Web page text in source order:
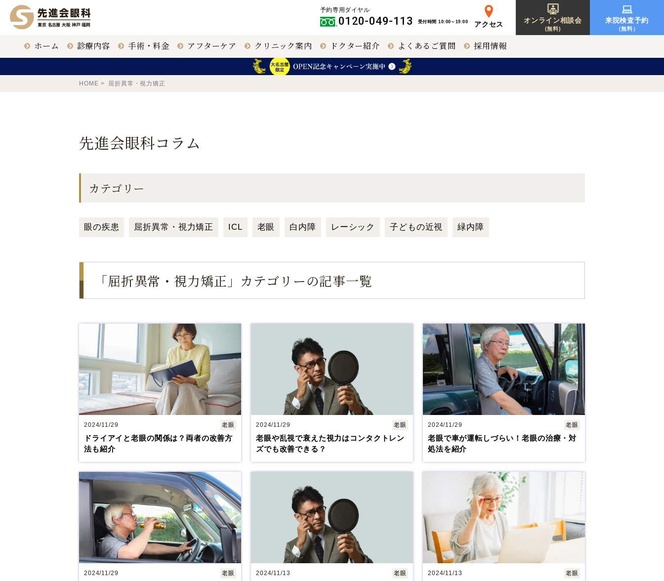
予約専用ダイヤル
0120-049-113 受付時間 10:00～19:00 アクセス オンライン相談会
(無料)
来院検査予約
（無料）
ホーム 診療内容
ICL治療
黄斑変性治療 白目シミ取りレーザ 一般眼科保険診療
手術・料金 アフターケア クリニック案内
クリニック一覧
ドクター紹介 よくあるご質問 採用情報
眼科医
クリニック
東京 新宿
東京都新宿区西新宿 6-5-1
詳細 Web予約
愛知県名古屋市中区錦3-16-27
詳細 Web予約
大阪府大阪市北区梅田1-13-1
詳細 Web予約
福岡県福岡市
詳細 Web予約
先進会眼科 福岡飯塚
〒820-0067 福岡県飯塚市川津371-1
[提携]札幌かとう眼科
〒065-0031 北海道札幌市東区北31条東
[ICL提携]鹿児島園田眼科
〒890-0053 鹿児島市中央町29-4
[提携]木村眼科 天王寺院
〒543-0055 大阪市天王寺区悲田院町10-48 天王寺MIO プラザ館 6F
HOME 屈折異常・視力矯正
先進会眼科コラム
カテゴリー
眼の疾患 屈折異常・視力矯正 ICL 老眼 白内障 レーシック 子どもの近視 緑内障
「屈折異常・視力矯正」カテゴリーの記事一覧
2024/11/29 老眼
ドライアイと老眼の関係は？両者の改善方
法も紹介
2024/11/29 老眼
老眼や乱視で衰えた視力はコンタクトレン
ズでも改善できる？
2024/11/29 老眼
老眼で車が運転しづらい！老眼の治療・対
処法を紹介
2024/11/29 老眼 2024/11/13 老眼 2024/11/13 老眼